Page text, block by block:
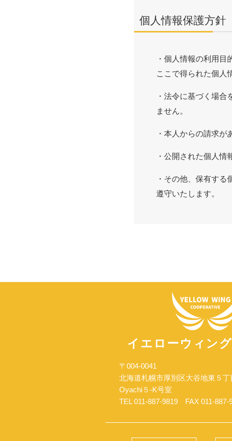
個人情報保護方針
・個人情報の利用目
ここで得られた個人
・法令に基づく場
ません。
・本人からの請求が
・公開された個人情
・その他、保有す
遵守いたします。
イエローウィン
〒004-0041
北海道札幌市厚別区大谷地東５丁
Oyachi５-K号室
TEL 011-887-9819 FAX 011-887-